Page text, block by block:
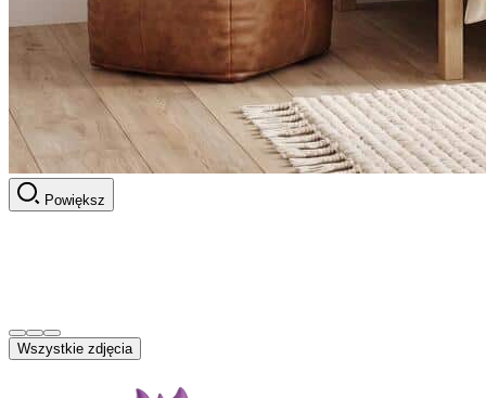
Powiększ
Wszystkie zdjęcia